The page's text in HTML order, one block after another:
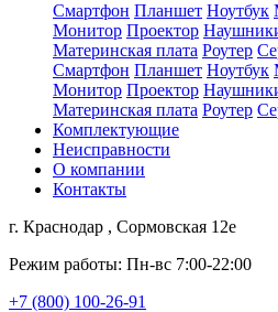
Смартфон Планшет Ноутбук
Монитор Проектор
Материнская плата Роутер
Смартфон Планшет Ноутбук
Монитор Проектор
Материнская плата Роутер
Комплектующие
Неисправности
О компании
Контакты
г. Краснодар , Сормовская 12е
Режим работы: Пн-вс 7:00-22:00
+7 (800) 100-26-91